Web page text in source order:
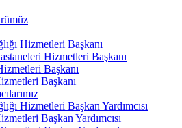
Hizmetleri Başkanı
Hizmetleri Başkanı
Başkanı
Başkanı
Hizmetleri Başkan Yardımcısı
Başkan Yardımcısı